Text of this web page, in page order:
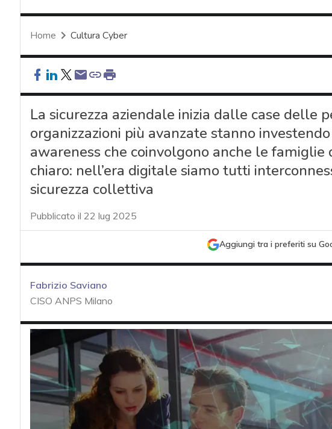
Home Cultura Cyber
La sicurezza aziendale inizia dalle case delle
organizzazioni più avanzate stanno
awareness che coinvolgono anche le famiglie
chiaro: nell’era digitale siamo tutti
sicurezza collettiva
Pubblicato il 22 lug 2025
Aggiungi tra i preferiti su
Fabrizio Saviano
CISO ANPS Milano